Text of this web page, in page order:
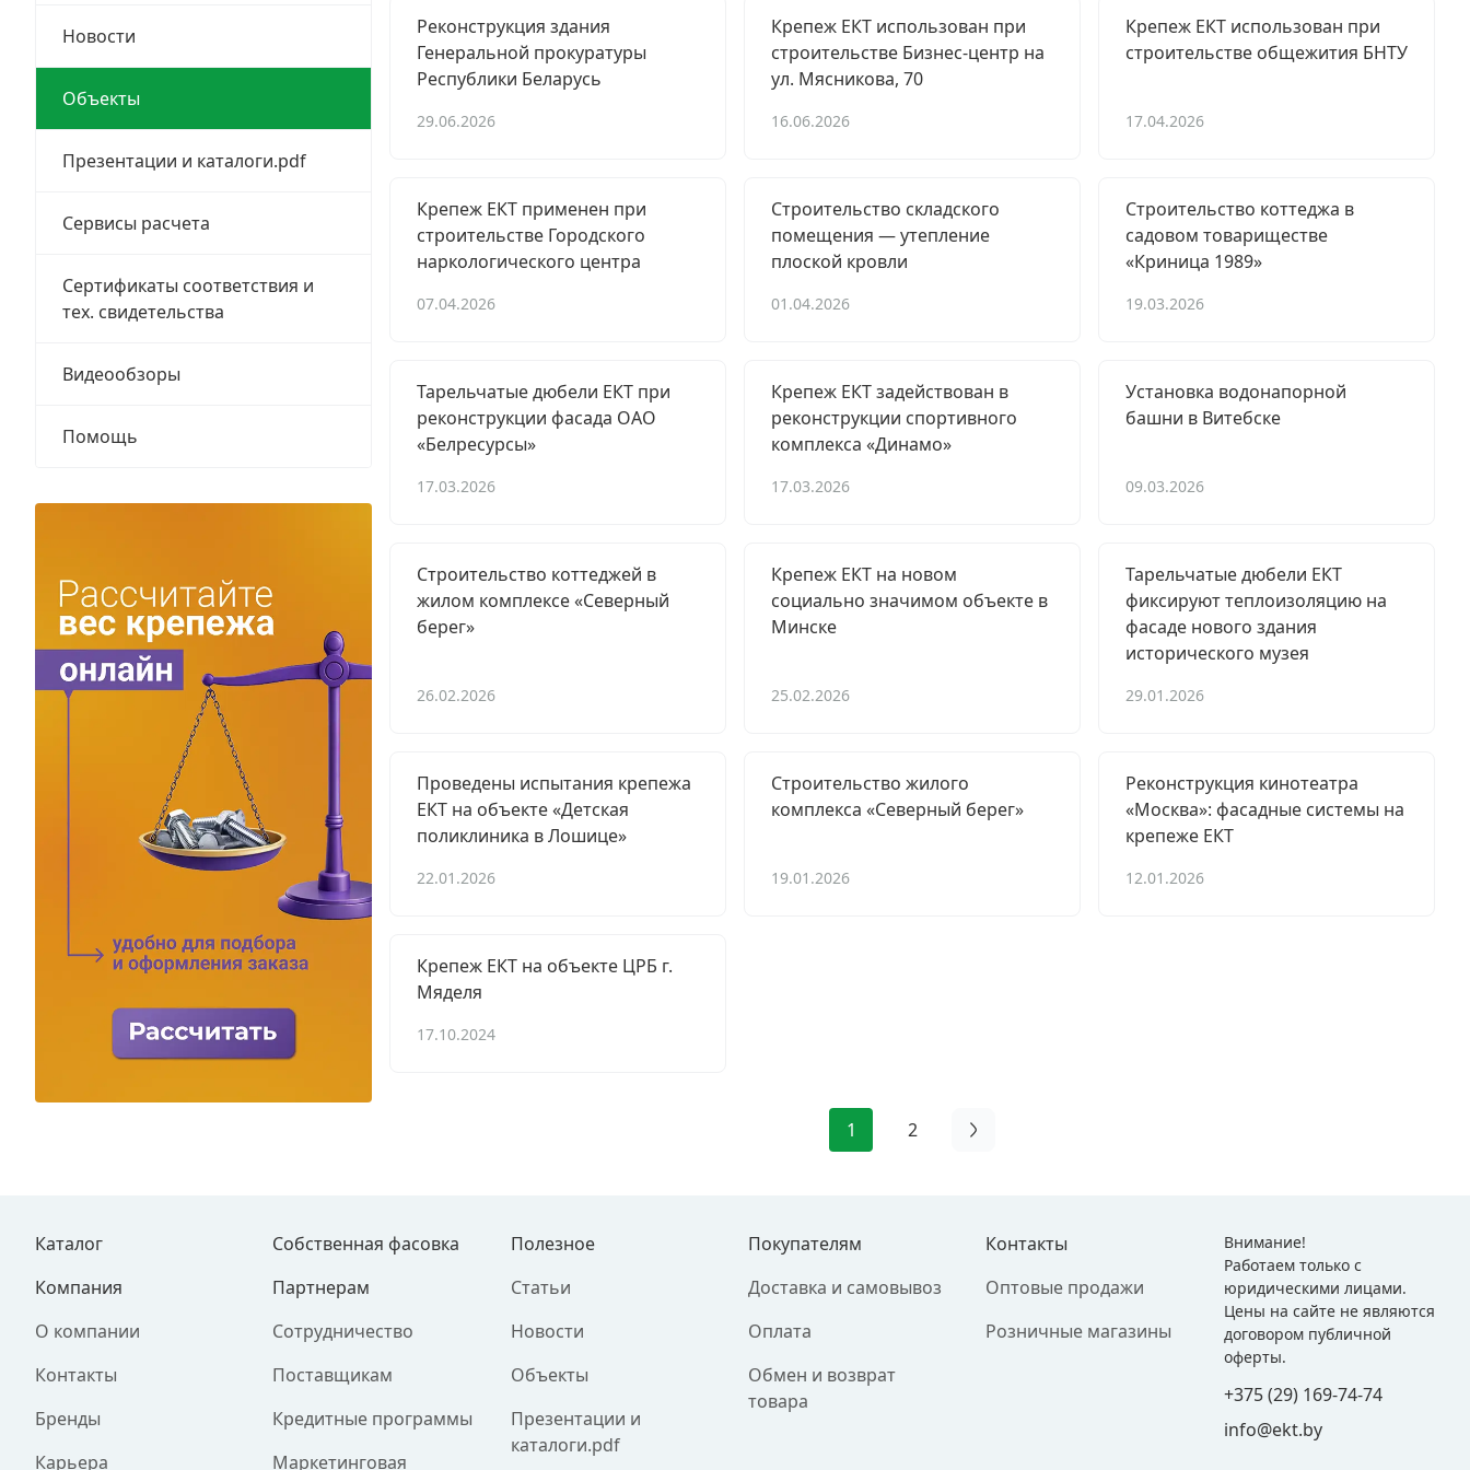
Заклепки
Гвозди и скобы
Шурупы и саморезы
Грузовой крепеж
Метрический крепеж
Электро и бензоинструмент, оборудование
Перфорированный крепеж
Скобяные изделия и мебельная фурнитура
Новости
Объекты
Презентации и каталоги.pdf
Сервисы расчета
Сертификаты соответствия и
тех. свидетельства
Видеообзоры
Помощь
Реконструкция здания
Генеральной прокуратуры
Республики Беларусь
29.06.2026
Крепеж ЕКТ использован при
строительстве Бизнес-центр на
ул. Мясникова, 70
16.06.2026
Крепеж ЕКТ использован при
строительстве общежития БНТУ
17.04.2026
Крепеж ЕКТ применен при
строительстве Городского
наркологического центра
07.04.2026
Строительство складского
помещения — утепление
плоской кровли
01.04.2026
Строительство коттеджа в
садовом товариществе
«Криница 1989»
19.03.2026
Тарельчатые дюбели ЕКТ при
реконструкции фасада ОАО
«Белресурсы»
17.03.2026
Крепеж ЕКТ задействован в
реконструкции спортивного
комплекса «Динамо»
17.03.2026
Установка водонапорной
башни в Витебске
09.03.2026
Строительство коттеджей в
жилом комплексе «Северный
берег»
26.02.2026
Крепеж ЕКТ на новом
социально значимом объекте в
Минске
25.02.2026
Тарельчатые дюбели ЕКТ
фиксируют теплоизоляцию на
фасаде нового здания
исторического музея
29.01.2026
Проведены испытания крепежа
ЕКТ на объекте «Детская
поликлиника в Лошице»
22.01.2026
Строительство жилого
комплекса «Северный берег»
19.01.2026
Реконструкция кинотеатра
«Москва»: фасадные системы на
крепеже ЕКТ
12.01.2026
Крепеж ЕКТ на объекте ЦРБ г.
Мяделя
17.10.2024
1 2
Каталог
Компания
О компании
Контакты
Бренды
Карьера
Собственная фасовка
Партнерам
Сотрудничество
Поставщикам
Кредитные программы
Маркетинговая
Полезное
Статьи
Новости
Объекты
Презентации и
каталоги.pdf
Покупателям
Доставка и самовывоз
Оплата
Обмен и возврат
товара
Контакты
Оптовые продажи
Розничные магазины
Внимание!
Работаем только с
юридическими лицами.
Цены на сайте не являются
договором публичной
оферты.
+375 (29) 169-74-74
info@ekt.by